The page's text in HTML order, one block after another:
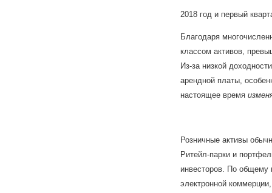
2018 год и первый
Благодаря
классом активов,
Из-за низкой
арендной платы,
настоящее время
Розничные активы
Ритейл-парки и
инвесторов. По общему
электронной